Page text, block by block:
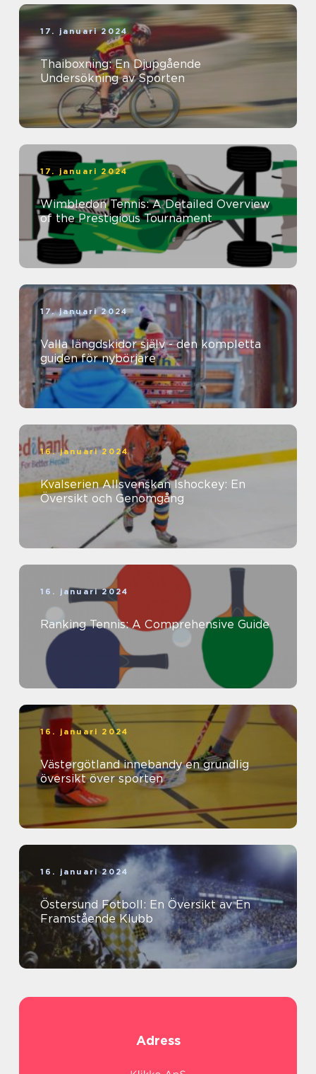
17. januari 2024
Thaiboxning: En Djupgående
Undersökning av Sporten
17. januari 2024
Wimbledon Tennis: A Detailed Overview
of the Prestigious Tournament
17. januari 2024
Valla längdskidor själv - den kompletta
guiden för nybörjare
16. januari 2024
Kvalserien Allsvenskan Ishockey: En
Översikt och Genomgång
16. januari 2024
Ranking Tennis: A Comprehensive Guide
16. januari 2024
Västergötland innebandy en grundlig
översikt över sporten
16. januari 2024
Östersund Fotboll: En Översikt av En
Framstående Klubb
Adress